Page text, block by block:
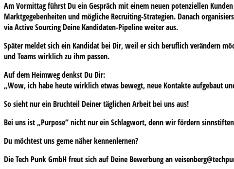
Am Vormittag führst Du ein Gespräch mit einem neuen potenziellen
Marktgegebenheiten und mögliche Recruiting-Strategien. Danach
via Active Sourcing Deine Kandidaten-Pipeline weiter aus.
Später meldet sich ein Kandidat bei Dir, weil er sich beruflich verändern
und Teams wirklich zu ihm passen.
Auf dem Heimweg denkst Du Dir:
„Wow, ich habe heute wirklich etwas bewegt, neue Kontakte aufgebaut
So sieht nur ein Bruchteil Deiner täglichen Arbeit bei uns aus!
Bei uns ist „Purpose“ nicht nur ein Schlagwort, denn wir fördern
Du möchtest uns gerne näher kennenlernen?
Die Tech Punk GmbH freut sich auf Deine Bewerbung an